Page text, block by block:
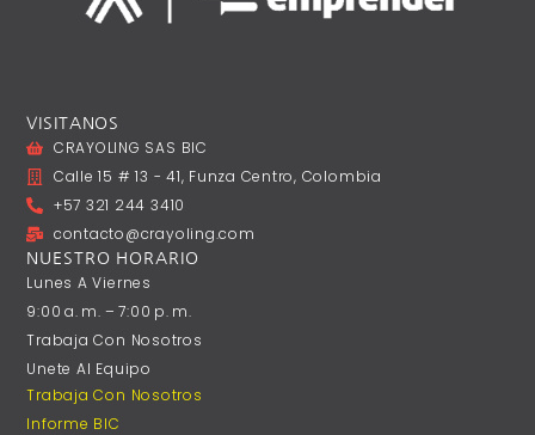
VISITANOS
CRAYOLING SAS BIC
Calle 15 # 13 - 41, Funza Centro, Colombia
+57 321 244 3410
contacto@crayoling.com
NUESTRO HORARIO
Lunes A ‎Viernes
9:00 A. M. – 7:00 P. M.
Trabaja Con Nosotros
Unete Al Equipo
Trabaja Con Nosotros
Informe BIC